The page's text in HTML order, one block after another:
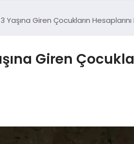
Yaşına Giren Çocukların
Giren